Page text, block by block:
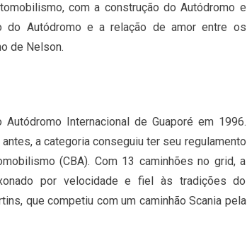
com a construção do Autódromo e
do Autódromo e a relação de amor entre os
de Nelson.
Internacional de Guaporé em 1996.
a categoria conseguiu ter seu regulamento
(CBA). Com 13 caminhões no grid, a
por velocidade e fiel às tradições do
que competiu com um caminhão Scania pela